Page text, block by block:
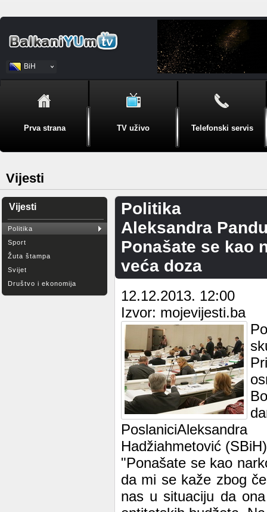
BiH
Srpski
Prva strana TV uživo Telefonski servis
Vijesti
Vijesti
Politika
Sport
Žuta štampa
Svijet
Društvo i ekonomija
Politika
Aleksandra
Ponašate se kao
veća doza
12.12.2013. 12:00
Izvor: mojevijesti.ba
Hadžiahmetović
"Ponašate se kao
da mi se kaže zbog
nas u situaciju da